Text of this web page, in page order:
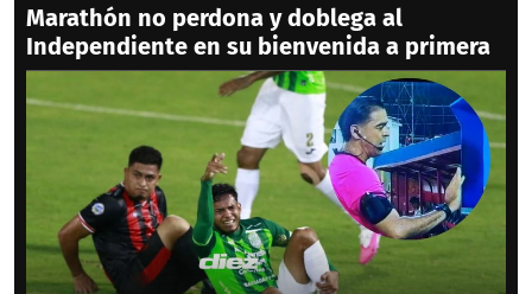
Marathón no perdona y doblega al
Independiente en su bienvenida a primera